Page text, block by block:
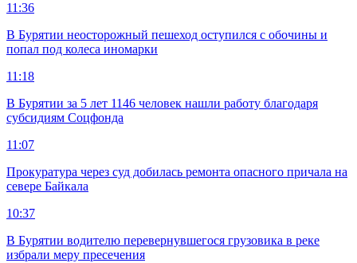
11:36
В Бурятии неосторожный пешеход оступился с обочины и
попал под колеса иномарки
11:18
В Бурятии за 5 лет 1146 человек нашли работу благодаря
субсидиям Соцфонда
11:07
Прокуратура через суд добилась ремонта опасного причала на
севере Байкала
10:37
В Бурятии водителю перевернувшегося грузовика в реке
избрали меру пресечения